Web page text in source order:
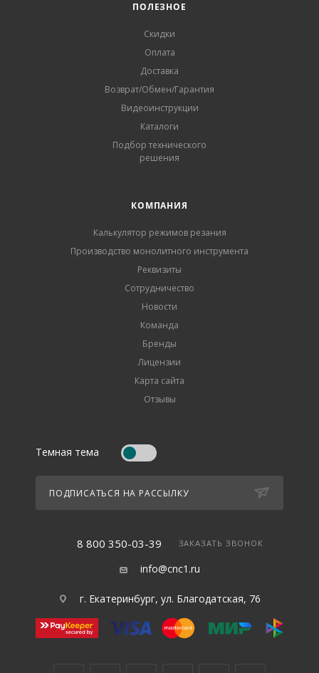
ПОЛЕЗНОЕ
Скидки
Оплата
Доставка
Возврат/Обмен/Гарантия
Видеоинструкции
Каталоги
Подбор технического
решения
КОМПАНИЯ
Калькулятор режимов резания
Производство монолитного инструмента
Реквизиты
Сотрудничество
Новости
Команда
Бренды
Лицензии
Карта сайта
Отзывы
Темная тема
ПОДПИСАТЬСЯ НА РАССЫЛКУ
8 800 350-03-39 ЗАКАЗАТЬ ЗВОНОК
info@cnc1.ru
г. Екатеринбург, ул. Благодатская, 76